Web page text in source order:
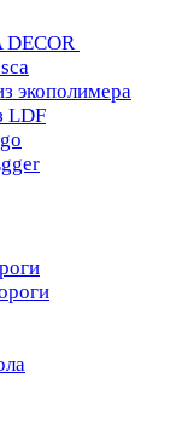
DECOR
экополимера
LDF